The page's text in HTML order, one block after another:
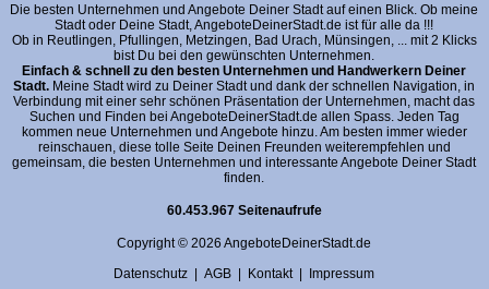
Die besten Unternehmen und Angebote Deiner Stadt auf einen Blick. Ob meine
Stadt oder Deine Stadt, AngeboteDeinerStadt.de ist für alle da !!!
Ob in Reutlingen, Pfullingen, Metzingen, Bad Urach, Münsingen, ... mit 2 Klicks
bist Du bei den gewünschten Unternehmen.
Einfach & schnell zu den besten Unternehmen und Handwerkern Deiner
Stadt. Meine Stadt wird zu Deiner Stadt und dank der schnellen Navigation, in
Verbindung mit einer sehr schönen Präsentation der Unternehmen, macht das
Suchen und Finden bei AngeboteDeinerStadt.de allen Spass. Jeden Tag
kommen neue Unternehmen und Angebote hinzu. Am besten immer wieder
reinschauen, diese tolle Seite Deinen Freunden weiterempfehlen und
gemeinsam, die besten Unternehmen und interessante Angebote Deiner Stadt
finden.
60.453.967 Seitenaufrufe
Copyright © 2026 AngeboteDeinerStadt.de
Datenschutz |AGB | Kontakt| Impressum